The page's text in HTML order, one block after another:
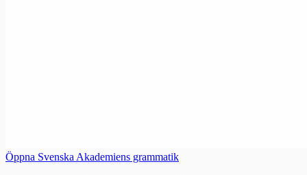
Öppna Svenska Akademiens grammatik